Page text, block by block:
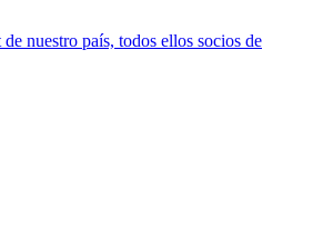
nuestro país, todos ellos socios de